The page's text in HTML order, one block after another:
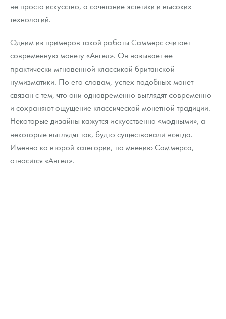
не просто искусство, а сочетание эстетики и высоких
технологий.
Одним из примеров такой работы Саммерс считает
современную монету «Ангел». Он называет ее
практически мгновенной классикой британской
нумизматики. По его словам, успех подобных монет
связан с тем, что они одновременно выглядят современно
и сохраняют ощущение классической монетной традиции.
Некоторые дизайны кажутся искусственно «модными», а
некоторые выглядят так, будто существовали всегда.
Именно ко второй категории, по мнению Саммерса,
относится «Ангел».